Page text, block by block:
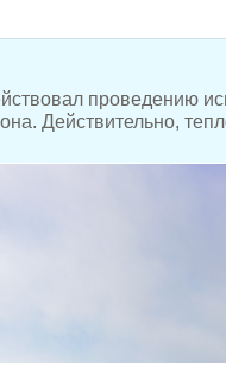
проведению
Действительно,